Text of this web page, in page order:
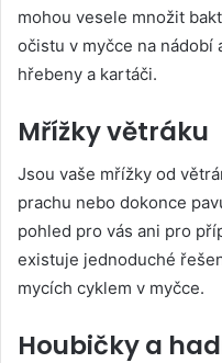
mohou vesele množit
očistu v myčce na nádobí
hřebeny a kartáči.
Mřížky větráku
Jsou vaše mřížky od
prachu nebo dokonce
pohled pro vás ani pro
existuje jednoduché
mycích cyklem v myčce.
Houbičky a